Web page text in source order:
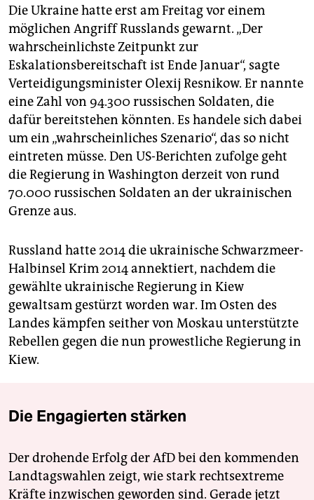
Die Ukraine hatte erst am Freitag vor einem
möglichen Angriff Russlands gewarnt. „Der
wahrscheinlichste Zeitpunkt zur
Eskalationsbereitschaft ist Ende Januar“, sagte
Verteidigungsminister Olexij Resnikow. Er nannte
eine Zahl von 94.300 russischen Soldaten, die
dafür bereitstehen könnten. Es handele sich dabei
um ein „wahrscheinliches Szenario“, das so nicht
eintreten müsse. Den US-Berichten zufolge geht
die Regierung in Washington derzeit von rund
70.000 russischen Soldaten an der ukrainischen
Grenze aus.
Russland hatte 2014 die ukrainische Schwarzmeer-
Halbinsel Krim 2014 annektiert, nachdem die
gewählte ukrainische Regierung in Kiew
gewaltsam gestürzt worden war. Im Osten des
Landes kämpfen seither von Moskau unterstützte
Rebellen gegen die nun prowestliche Regierung in
Kiew.
Die Engagierten stärken
Der drohende Erfolg der AfD bei den kommenden
Landtagswahlen zeigt, wie stark rechtsextreme
Kräfte inzwischen geworden sind. Gerade jetzt